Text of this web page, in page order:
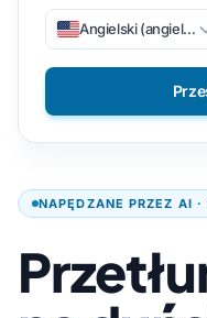
NAPĘDZANE PRZEZ AI
Angielski (angielski)